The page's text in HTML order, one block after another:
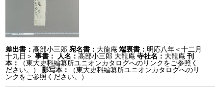
差出書：高部小三郎 宛名書： 大龍庵 端裏書： 明応八年＜十二月
十九日＞ 事書： 人名：高部小三郎 大龍庵 寺社名： 大龍庵 刊
本：
（東大史料編纂所ユニオンカタログへのリンクをご参照く
ださい。）
影写本：
（東大史料編纂所ユニオンカタログへのリ
ンクをご参照ください。）